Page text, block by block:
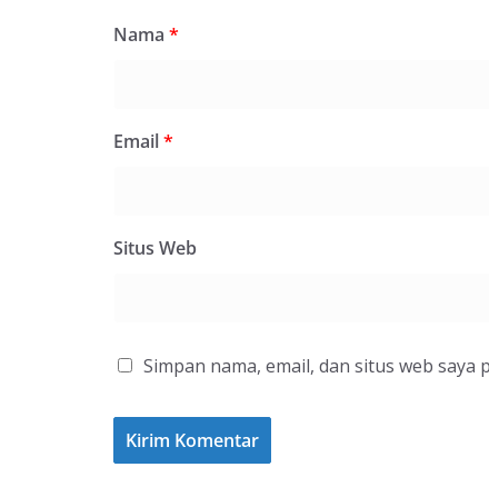
Nama *
Email*
Situs Web
Simpan nama, email, dan situs web